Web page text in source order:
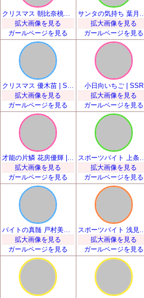
拡大画像を見る
ガールページを見る
拡大画像を見る
ガールページを見る
拡大画像を見る
ガールページを見る
小日向いちご | SSR
拡大画像を見る
ガールページを見る
拡大画像を見る
ガールページを見る
スポーツバイト 上条るい | SSR
拡大画像を見る
ガールページを見る
拡大画像を見る
ガールページを見る
拡大画像を見る
ガールページを見る